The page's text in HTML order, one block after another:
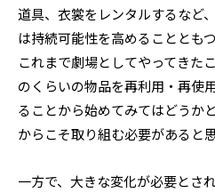
道具、衣裳をレンタルするなど
は持続可能性を高めることとも
これまで劇場としてやってきた
のくらいの物品を再利用・再使
ることから始めてみてはどうか
からこそ取り組む必要があると
一方で、大きな変化が必要とさ